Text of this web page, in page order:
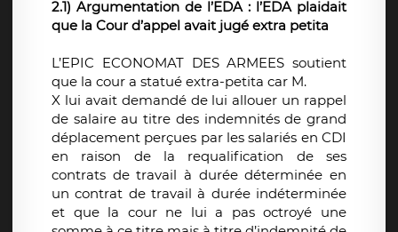
2.1) Argumentation de l’EDA : l’EDA plaidait
que la Cour d’appel avait jugé extra petita
L’EPIC ECONOMAT DES ARMEES soutient
que la cour a statué extra-petita car M.
X lui avait demandé de lui allouer un rappel
de salaire au titre des indemnités de grand
déplacement perçues par les salariés en CDI
en raison de la requalification de ses
contrats de travail à durée déterminée en
un contrat de travail à durée indéterminée
et que la cour ne lui a pas octroyé une